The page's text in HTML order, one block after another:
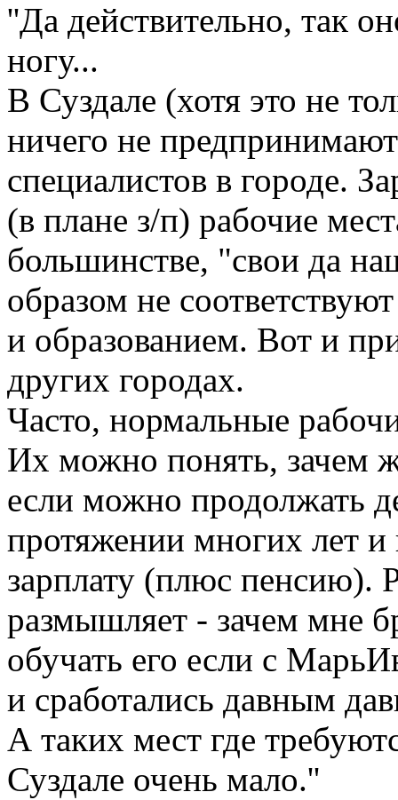
''Да действительно, так
ногу...
В Суздале (хотя это не
ничего не
специалистов в городе.
(в плане з/п) рабочие
большинстве, "свои да
образом не
и образованием. Вот и
других городах.
Часто, нормальные
Их можно понять, зачем
если можно продолжать
протяжении многих лет и
зарплату (плюс пенсию).
размышляет - зачем мне
обучать его если с
и сработались давным
А таких мест где
Суздале очень мало.''